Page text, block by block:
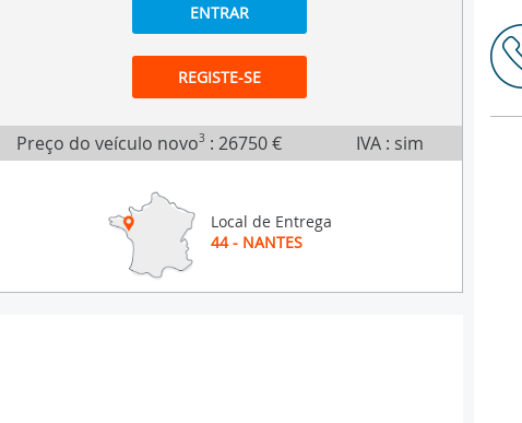
ENTRAR
REGISTE-SE
Preço do veículo novo3 : 26750 € IVA : sim
Local de Entrega
44 - NANTES